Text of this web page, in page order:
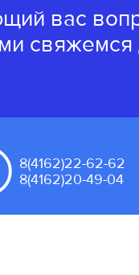
вас
свяжемся
8(4162)22-62-62
8(4162)20-49-04